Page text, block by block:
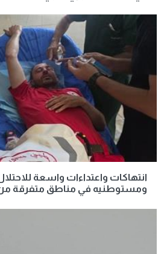
انتهاكات واعتداءات واسعة
ومستوطنيه في مناطق متفرقة